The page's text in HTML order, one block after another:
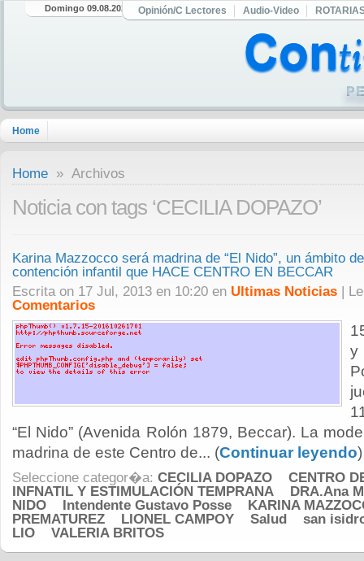
Domingo 09.08.2026 Opinión/C Lectores Audio-Video
Home
Home » Archivos
Noticia con tags ‘CECILIA DOPAZO’
Karina Mazzocco será madrina de “El Nido”, un ámbito
contención infantil que HACE CENTRO EN BECCAR
Escrita on 17 Jul, 2013 en 10:20 en Ultimas Noticias |
Comentarios
y
“El Nido” (Avenida Rolón 1879, Beccar). La
madrina de este Centro de... (Continuar leyendo)
Seleccione categor�a: CECILIA DOPAZO
CENTRO
INFNATIL Y ESTIMULACIÓN TEMPRANA
DRA.Ana
NIDO
Intendente Gustavo Posse
KARINA
PREMATUREZ
LIONEL CAMPOY Salud
san
LIO
VALERIA BRITOS